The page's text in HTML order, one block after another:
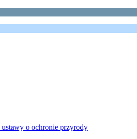
o ochronie przyrody